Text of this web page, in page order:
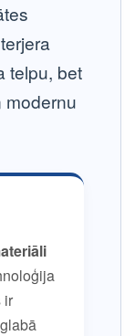
telpu, bet
modernu
ir